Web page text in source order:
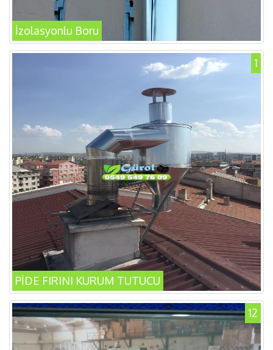
İzolasyonlu Boru
1
PİDE FIRINI KURUM TUTUCU
12